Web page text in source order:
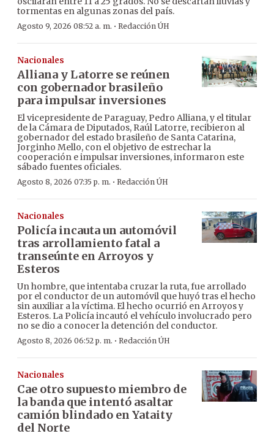
tormentas en algunas zonas del país.
Agosto 9, 2026 08:52 a. m. · Redacción ÚH
Nacionales
Alliana y Latorre se reúnen
con gobernador brasileño
para impulsar inversiones
El vicepresidente de Paraguay, Pedro Alliana, y el titular
de la Cámara de Diputados, Raúl Latorre, recibieron al
gobernador del estado brasileño de Santa Catarina,
Jorginho Mello, con el objetivo de estrechar la
cooperación e impulsar inversiones, informaron este
sábado fuentes oficiales.
Agosto 8, 2026 07:35 p. m. · Redacción ÚH
Nacionales
Policía incauta un automóvil
tras arrollamiento fatal a
transeúnte en Arroyos y
Esteros
Un hombre, que intentaba cruzar la ruta, fue arrollado
por el conductor de un automóvil que huyó tras el hecho
sin auxiliar a la víctima. El hecho ocurrió en Arroyos y
Esteros. La Policía incautó el vehículo involucrado pero
no se dio a conocer la detención del conductor.
Agosto 8, 2026 06:52 p. m. · Redacción ÚH
Nacionales
Cae otro supuesto miembro de
la banda que intentó asaltar
camión blindado en Yataity
del Norte